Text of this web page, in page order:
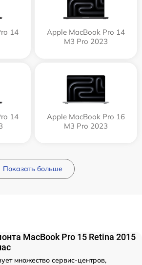
14
Apple MacBook Pro 14
M3 Pro 2023
14
Apple MacBook Pro 16
M3 Pro 2023
Показать больше
MacBook Pro 15 Retina 2015
множество сервис-центров,